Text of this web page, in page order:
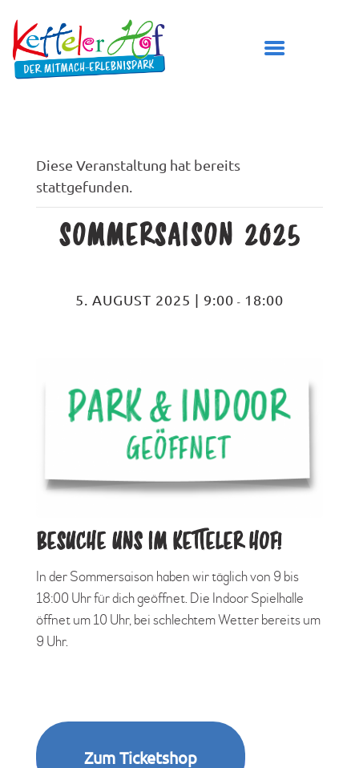
DER KETTELER HOF
ÖFFNUNGSZEITEN
BESUCH PLANEN
GEBURTSTAG FEIERN
Diese Veranstaltung hat bereits
stattgefunden.
SOMMERSAISON 2025
5. AUGUST 2025 | 9:00 - 18:00
BESUCHE UNS IM KETTELER HOF!
In der Sommersaison haben wir täglich von 9 bis
18:00 Uhr für dich geöffnet. Die Indoor Spielhalle
öffnet um 10 Uhr, bei schlechtem Wetter bereits um
9 Uhr.
Zum Ticketshop